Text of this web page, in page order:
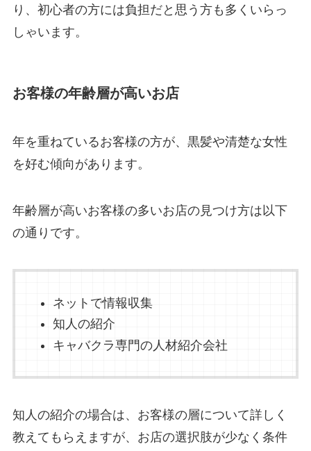
り、初心者の方には負担だと思う方も多くいらっ
しゃいます。
お客様の年齢層が高いお店
年を重ねているお客様の方が、黒髪や清楚な女性
を好む傾向があります。
年齢層が高いお客様の多いお店の見つけ方は以下
の通りです。
ネットで情報収集
知人の紹介
キャバクラ専門の人材紹介会社
知人の紹介の場合は、お客様の層について詳しく
教えてもらえますが、お店の選択肢が少なく条件